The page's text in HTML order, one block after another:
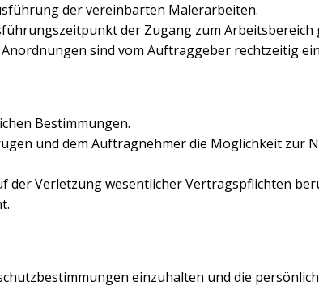
der vereinbarten Malerarbeiten.
der Zugang zum Arbeitsbereich
sind vom Auftraggeber rechtzeitig
Bestimmungen.
und dem Auftragnehmer die Möglichkeit zur
der Verletzung wesentlicher Vertragspflichten
einzuhalten und die